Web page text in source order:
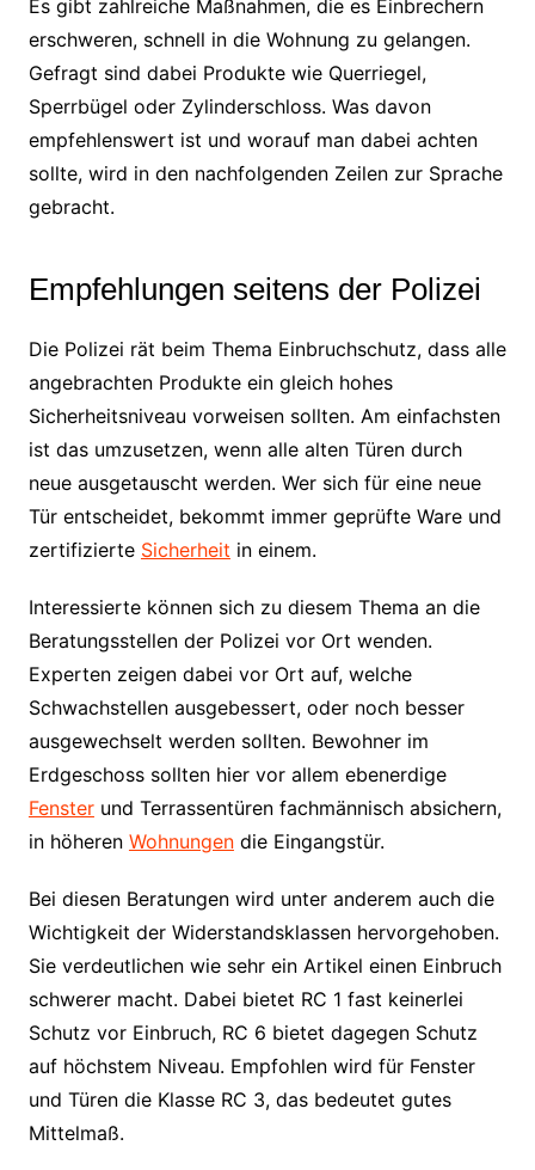
Es gibt zahlreiche Maßnahmen, die es Einbrechern
erschweren, schnell in die Wohnung zu gelangen.
Gefragt sind dabei Produkte wie Querriegel,
Sperrbügel oder Zylinderschloss. Was davon
empfehlenswert ist und worauf man dabei achten
sollte, wird in den nachfolgenden Zeilen zur Sprache
gebracht.
Empfehlungen seitens der Polizei
Die Polizei rät beim Thema Einbruchschutz, dass alle
angebrachten Produkte ein gleich hohes
Sicherheitsniveau vorweisen sollten. Am einfachsten
ist das umzusetzen, wenn alle alten Türen durch
neue ausgetauscht werden. Wer sich für eine neue
Tür entscheidet, bekommt immer geprüfte Ware und
zertifizierte Sicherheit in einem.
Interessierte können sich zu diesem Thema an die
Beratungsstellen der Polizei vor Ort wenden.
Experten zeigen dabei vor Ort auf, welche
Schwachstellen ausgebessert, oder noch besser
ausgewechselt werden sollten. Bewohner im
Erdgeschoss sollten hier vor allem ebenerdige
Fensterund Terrassentüren fachmännisch absichern,
in höheren Wohnungendie Eingangstür.
Bei diesen Beratungen wird unter anderem auch die
Wichtigkeit der Widerstandsklassen hervorgehoben.
Sie verdeutlichen wie sehr ein Artikel einen Einbruch
schwerer macht. Dabei bietet RC 1 fast keinerlei
Schutz vor Einbruch, RC 6 bietet dagegen Schutz
auf höchstem Niveau. Empfohlen wird für Fenster
und Türen die Klasse RC 3, das bedeutet gutes
Mittelmaß.